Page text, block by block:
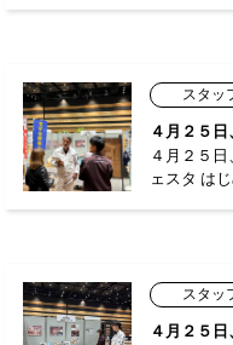
スタッ
４月２５
４月２５
ェスタ は
スタッ
４月２５